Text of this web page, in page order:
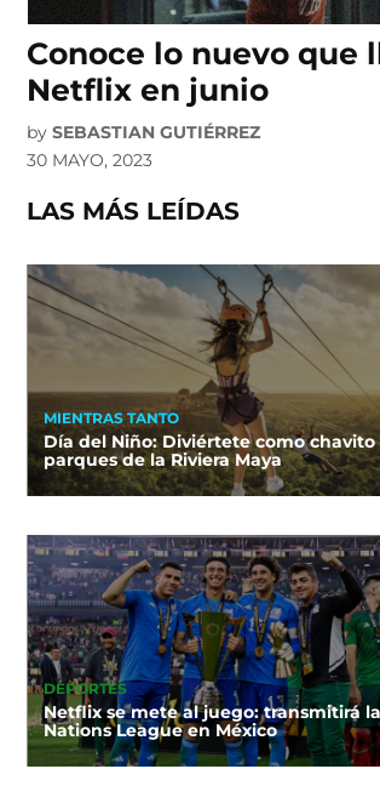
Conoce lo nuevo que
Netflix en junio
by SEBASTIAN GUTIÉRREZ
30 MAYO, 2023
LAS MÁS LEÍDAS
MIENTRAS TANTO
Día del Niño: Diviértete como chavito
parques de la Riviera Maya
DEPORTES
Netflix se mete al juego: transmitirá
Nations League en México